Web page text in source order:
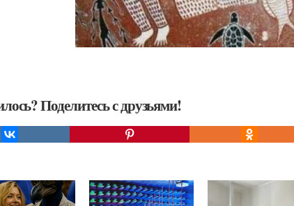
Поделитесь с друзьями!